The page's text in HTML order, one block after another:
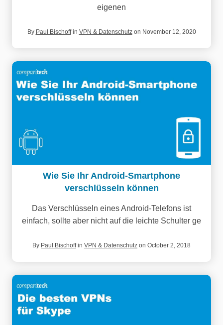
eigenen
By Paul Bischoffin VPN & Datenschutzon November 12, 2020
Wie Sie Ihr Android-Smartphone
verschlüsseln können
Das Verschlüsseln eines Android-Telefons ist
einfach, sollte aber nicht auf die leichte Schulter ge
By Paul Bischoffin VPN & Datenschutz on October 2, 2018